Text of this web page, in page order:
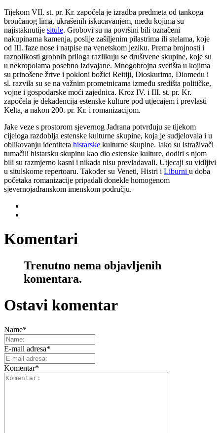
Tijekom VII. st. pr. Kr. započela je izradba predmeta od tankoga
brončanog lima, ukrašenih iskucavanjem, među kojima su
najistaknutije situle. Grobovi su na površini bili označeni
nakupinama kamenja, poslije zašiljenim pilastrima ili stelama, koje
od III. faze nose i natpise na venetskom jeziku. Prema brojnosti i
raznolikosti grobnih priloga razlikuju se društvene skupine, koje su
u nekropolama posebno izdvajane. Mnogobrojna svetišta u kojima
su prinošene žrtve i pokloni božici Reitiji, Dioskurima, Diomedu i
sl. razvila su se na važnim prometnicama između središta političke,
vojne i gospodarske moći zajednica. Kroz IV. i III. st. pr. Kr.
započela je dekadencija estenske kulture pod utjecajem i prevlasti
Kelta, a nakon 200. pr. Kr. i romanizacijom.
Jake veze s prostorom sjevernog Jadrana potvrđuju se tijekom
cijeloga razdoblja estenske kulturne skupine, koja je sudjelovala i u
oblikovanju identiteta histarske kulturne skupine. Iako su istraživači
tumačili histarsku skupinu kao dio estenske kulture, dodiri s njom
bili su razmjerno kasni i nikada nisu prevladavali. Utjecaji su vidljivi
u situlskome repertoaru. Također su Veneti, Histri i Liburni u doba
početaka romanizacije pripadali donekle homogenom
sjevernojadranskom imenskom području.
Komentari
Trenutno nema objavljenih
komentara.
Ostavi komentar
Name*
E-mail adresa*
Komentar*